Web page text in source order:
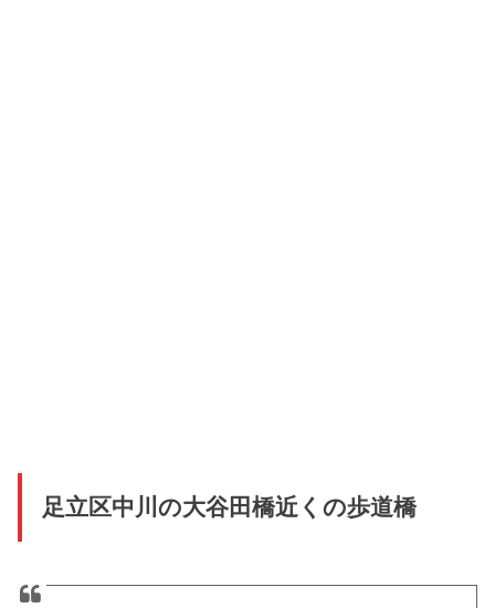
足立区中川の大谷田橋近くの歩道橋